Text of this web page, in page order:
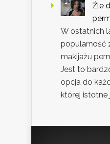
Źle
W ostatnich
popularność
makijażu
Jest to
opcja do
której istotne